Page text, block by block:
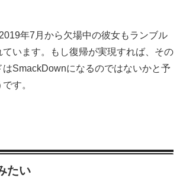
年7月から欠場中の彼女もランブル
ています。もし復帰が実現すれば、その
SmackDownになるのではないかと予
す。
たい